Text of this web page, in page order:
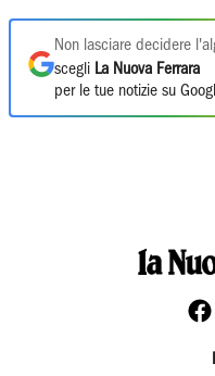
Non lasciare decidere
scegli La Nuova Ferrara
per le tue notizie su